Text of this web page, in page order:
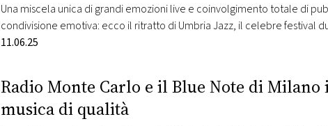
Una miscela unica di grandi emozioni live e coinvolgimento totale di
condivisione emotiva: ecco il ritratto di Umbria Jazz, il celebre festival
immenso palcoscenico a cielo aperto. E Radio Monte Carlo ne è la
11.06.25
Radio Monte Carlo e il Blue Note di
musica di qualità